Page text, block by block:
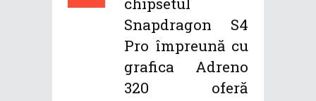
Snapdragon S4
Pro împreună cu
grafica Adreno
320 oferă